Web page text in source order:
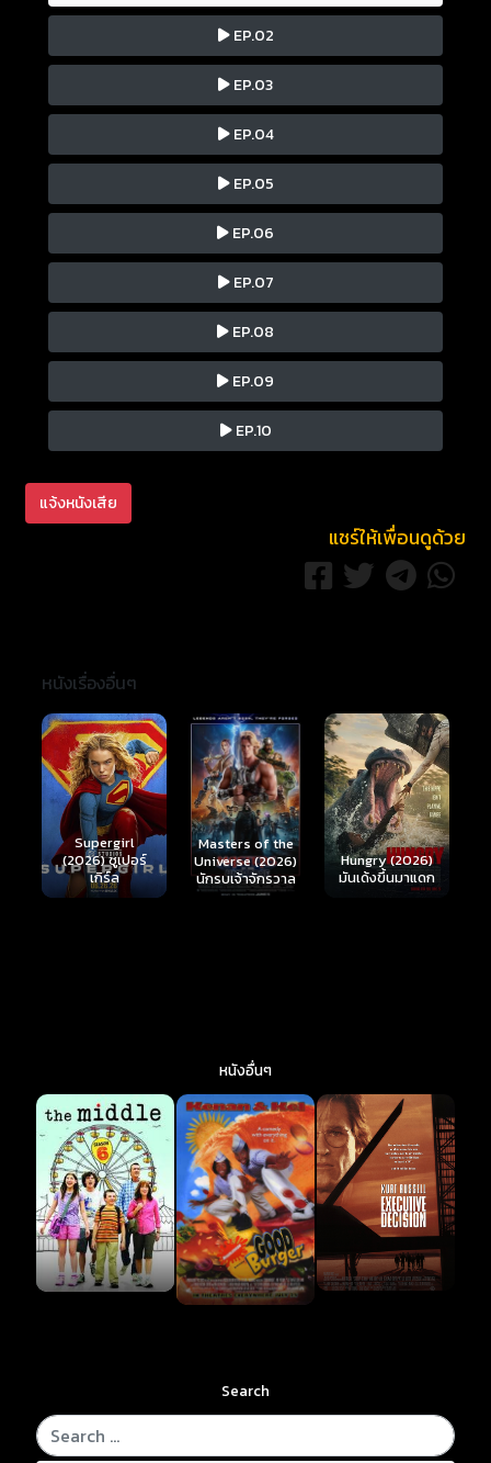
EP.02
EP.03
EP.04
EP.05
EP.06
EP.07
EP.08
EP.09
EP.10
แจ้งหนังเสีย
แชร์ให้เพื่อนดูด้วย
หนังเรื่องอื่นๆ
Masters of the
Universe (2026)
นักรบเจ้าจักรวาล
Hungry (2026)
มันเด้งขึ้นมาแดก
Ready or Not 2:
Here I Come
(2026) เกมพร้อม
ตาย 2
หนังอื่นๆ
Search